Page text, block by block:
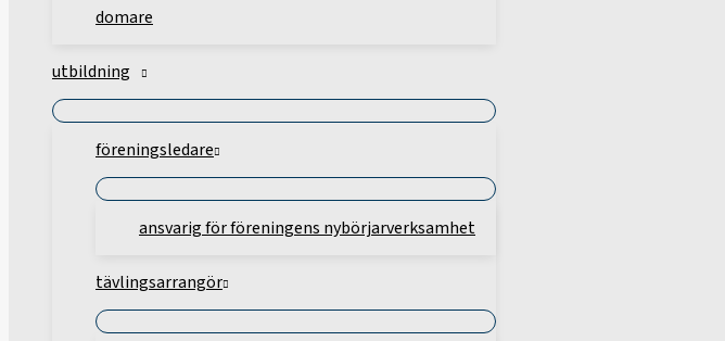
domare
utbildning
föreningsledare
ansvarig för föreningens nybörjarverksamhet
tävlingsarrangör